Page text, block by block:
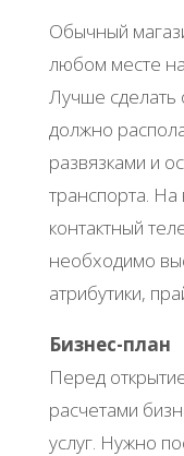
Обычный
любом месте
Лучше сделать
должно
развязками и
транспорта. На
контактный
необходимо
атрибутики,
Бизнес-план
Перед
расчетами
услуг. Нужно